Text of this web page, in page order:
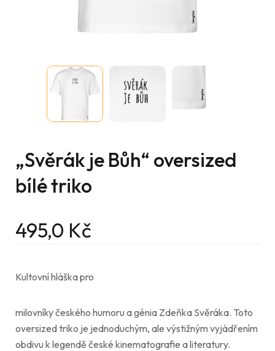
„Svěrák je Bůh“ oversized
bílé triko
495,0 Kč
Kultovní hláška pro
milovníky českého humoru a génia Zdeňka Svěráka. Toto
oversized triko je jednoduchým, ale výstižným vyjádřením
obdivu k legendě české kinematografie a literatury.